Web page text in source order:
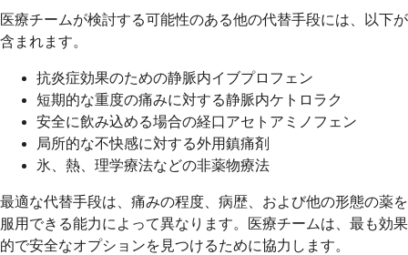
医療チームが検討する可能性のある他の代替手段には、以下が
含まれます。
抗炎症効果のための静脈内イブプロフェン
短期的な重度の痛みに対する静脈内ケトロラク
安全に飲み込める場合の経口アセトアミノフェン
局所的な不快感に対する外用鎮痛剤
氷、熱、理学療法などの非薬物療法
最適な代替手段は、痛みの程度、病歴、および他の形態の薬を
服用できる能力によって異なります。医療チームは、最も効果
的で安全なオプションを見つけるために協力します。